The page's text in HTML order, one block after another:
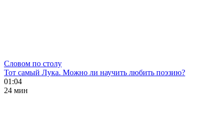
Словом по столу
Тот самый Лука. Можно ли научить любить поэзию?
01:04
24 мин